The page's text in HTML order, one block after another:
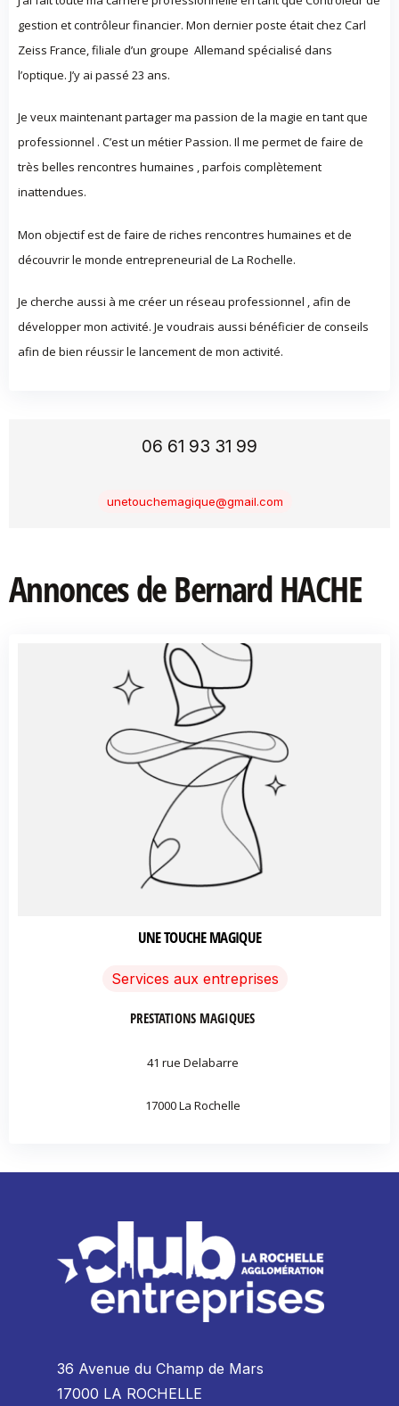
gestion et contrôleur financier. Mon dernier poste était chez Carl
Zeiss France, filiale d’un groupe Allemand spécialisé dans
l’optique. J’y ai passé 23 ans.
Je veux maintenant partager ma passion de la magie en tant que
professionnel . C’est un métier Passion. Il me permet de faire de
très belles rencontres humaines , parfois complètement
inattendues.
Mon objectif est de faire de riches rencontres humaines et de
découvrir le monde entrepreneurial de La Rochelle.
Je cherche aussi à me créer un réseau professionnel , afin de
développer mon activité. Je voudrais aussi bénéficier de conseils
afin de bien réussir le lancement de mon activité.
06 61 93 31 99
unetouchemagique@gmail.com
Annonces de Bernard HACHE
UNE TOUCHE MAGIQUE
Services aux entreprises
PRESTATIONS MAGIQUES
41 rue Delabarre
17000 La Rochelle
36 Avenue du Champ de Mars
17000 LA ROCHELLE